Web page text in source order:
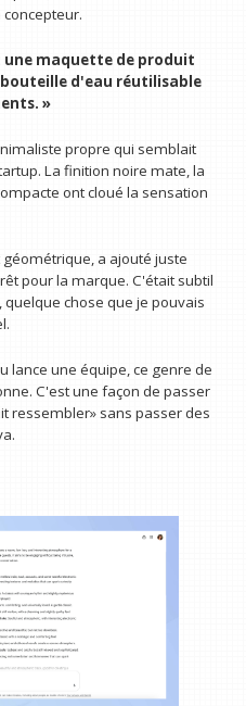
une maquette de produit
d'eau réutilisable
»
propre qui semblait
La finition noire mate, la
ont cloué la sensation
a ajouté juste
pour la marque. C'était subtil
chose que je pouvais
lance une équipe, ce genre de
C'est une façon de passer
ressembler» sans passer des